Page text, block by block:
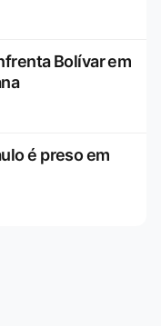
Bolívar em
é preso em